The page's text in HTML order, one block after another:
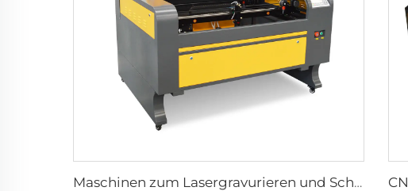
Maschinen zum Lasergravurieren und Schneiden 1080